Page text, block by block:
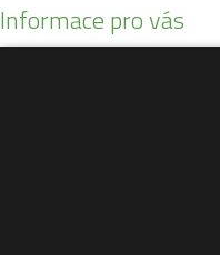
Informace pro vás